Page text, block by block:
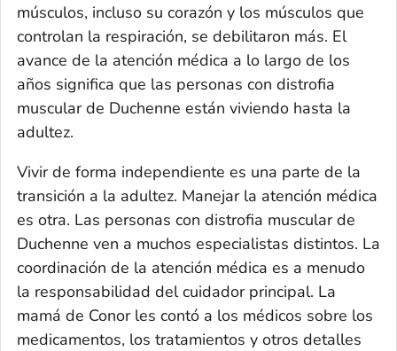
músculos, incluso su corazón y los músculos que
controlan la respiración, se debilitaron más. El
avance de la atención médica a lo largo de los
años significa que las personas con distrofia
muscular de Duchenne están viviendo hasta la
adultez.
Vivir de forma independiente es una parte de la
transición a la adultez. Manejar la atención médica
es otra. Las personas con distrofia muscular de
Duchenne ven a muchos especialistas distintos. La
coordinación de la atención médica es a menudo
la responsabilidad del cuidador principal. La
mamá de Conor les contó a los médicos sobre los
medicamentos, los tratamientos y otros detalles